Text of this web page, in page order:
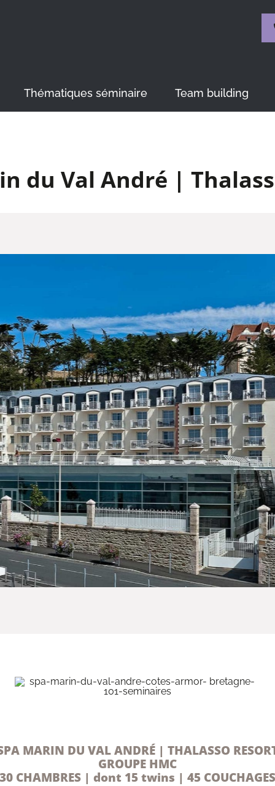
Thématiques séminaire Team building
du Val André |
MARIN DU VAL ANDRÉ | THALASSO
GROUPE HMC
30 CHAMBRES | dont 15 twins | 45 COUCHAGES